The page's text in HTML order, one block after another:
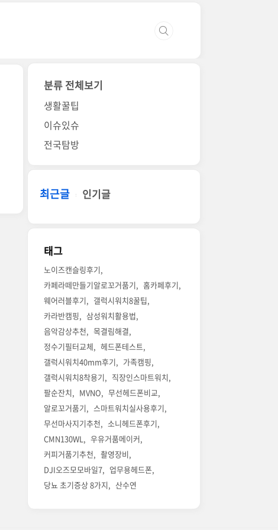
분류 전체보기
생활꿀팁
이슈있슈
전국탐방
최근글 인기글
태그
노이즈캔슬링후기
카페라떼만들기알로꼬거품기
홈카페후기
웨어러블후기
갤럭시워치8꿀팁
카라반캠핑
삼성워치활용법
음악감상추천
목결림해결
정수기필터교체
헤드폰테스트
갤럭시워치40mm후기
가족캠핑
갤럭시워치8착용기
직장인스마트워치
팔순잔치
MVNO
무선헤드폰비교
알로꼬거품기
스마트워치실사용후기
무선마사지기추천
소니헤드폰후기
CMN130WL
우유거품메이커
커피거품기추천
촬영장비
DJI오즈모모바일7
업무용헤드폰
당뇨 초기증상 8가지
산수연